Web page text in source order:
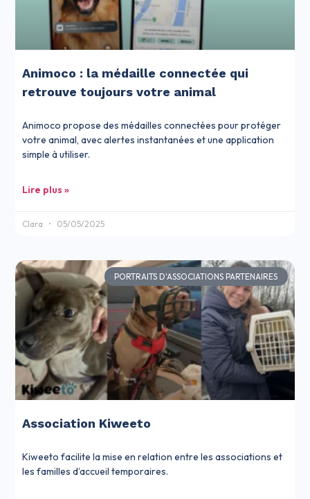
Animoco : la médaille connectée qui
retrouve toujours votre animal
Animoco propose des médailles connectées pour protéger
votre animal, avec alertes instantanées et une application
simple à utiliser.
Lire plus »
Clara 05/05/2025
PORTRAITS D'ASSOCIATIONS PARTENAIRES
Association Kiweeto
Kiweeto facilite la mise en relation entre les associations et
les familles d’accueil temporaires.